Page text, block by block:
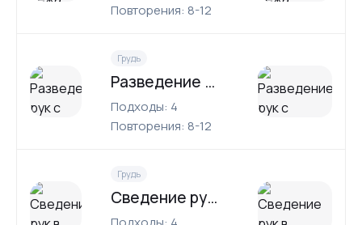
Повторения: 8-12
Грудь
Разведение рук с гантелями
Подходы: 4
Повторения: 8-12
Грудь
Сведение рук в кроссовере лежа